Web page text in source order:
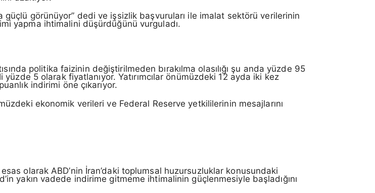
güçlü görünüyor” dedi ve işsizlik başvuruları ile imalat sektörü verilerinin
yapma ihtimalini düşürdüğünü vurguladı.
politika faizinin değiştirilmeden bırakılma olasılığı şu anda yüzde 95
5 olarak fiyatlanıyor. Yatırımcılar önümüzdeki 12 ayda iki kez
indirimi öne çıkarıyor.
ekonomik verileri ve Federal Reserve yetkililerinin mesajlarını
olarak ABD’nin İran’daki toplumsal huzursuzluklar konusundaki
yakın vadede indirime gitmeme ihtimalinin güçlenmesiyle başladığını